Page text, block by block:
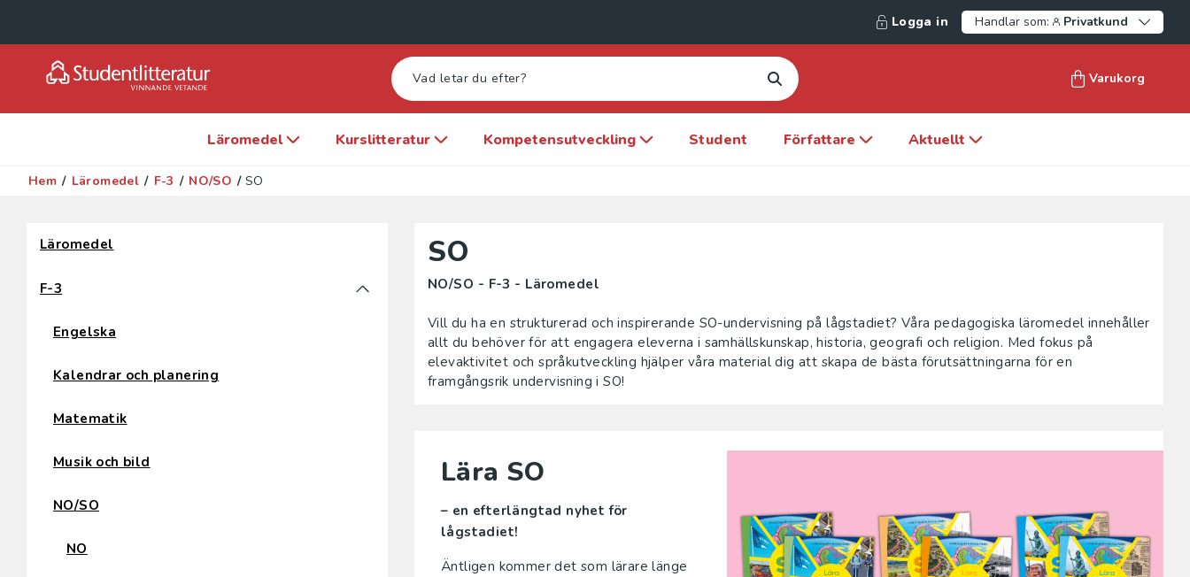
Logga in Handlar som: Privatkund
Varukorg
Läromedel Kurslitteratur Kompetensutveckling Student Författare Aktuellt
Hem / Läromedel / F-3 / NO/SO / SO
Läromedel
F-3
Engelska
Kalendrar och planering
Matematik
Musik och bild
NO/SO
NO
SO
NO/SO - F-3 - Läromedel
Vill du ha en strukturerad och inspirerande SO-undervisning på lågstadiet? Våra pedagogiska läromedel innehåller
allt du behöver för att engagera eleverna i samhällskunskap, historia, geografi och religion. Med fokus på
elevaktivitet och språkutveckling hjälper våra material dig att skapa de bästa förutsättningarna för en
framgångsrik undervisning i SO!
Lära SO
– en efterlängtad nyhet för
lågstadiet!
Äntligen kommer det som lärare länge